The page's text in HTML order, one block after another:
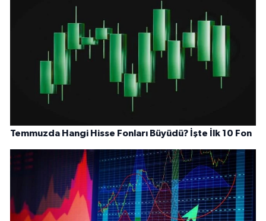
Temmuzda Hangi Hisse Fonları Büyüdü? İşte İlk 10 Fon